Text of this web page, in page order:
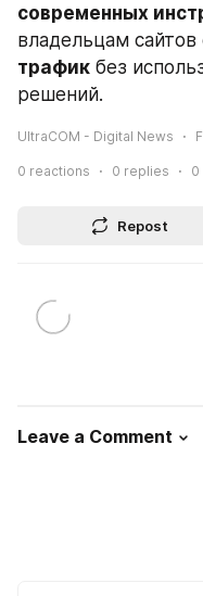
современных
владельцам сайтов
трафик без
решений.
UltraCOM - Digital News
0 reactions 0 replies 0
Repost
Leave a Comment